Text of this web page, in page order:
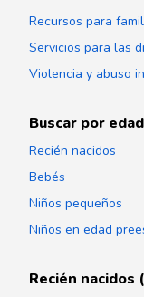
Recursos para
Servicios para las
Violencia y abuso
Buscar por
Recién nacidos
Bebés
Niños pequeños
Niños en edad
Recién nacidos